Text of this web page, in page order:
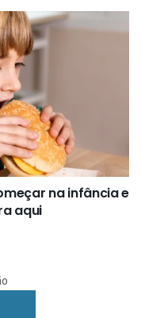
na infância e
aqui